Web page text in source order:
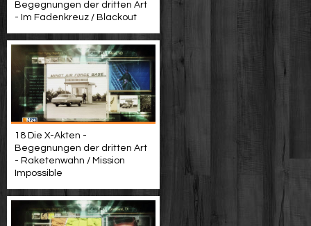
Begegnungen der dritten Art
- Im Fadenkreuz / Blackout
18 Die X-Akten -
Begegnungen der dritten Art
- Raketenwahn / Mission
Impossible